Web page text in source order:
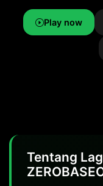
Play now
Tentang